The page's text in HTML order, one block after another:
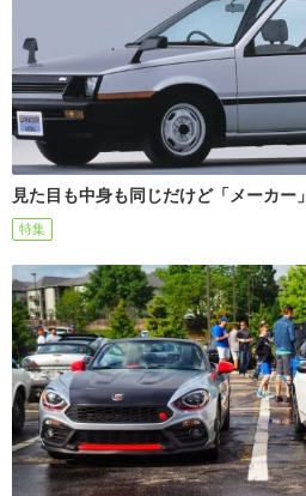
見た目も中身も同じだけど「メーカー
特集